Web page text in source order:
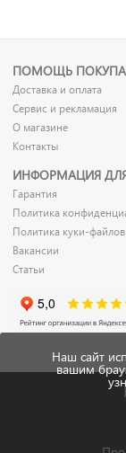
ПОМОЩЬ
Доставка и оплата
Сервис и рекламация
О магазине
Контакты
ИНФОРМАЦИЯ
Гарантия
Политика
Политика куки-файлов
Вакансии
Статьи
Наш сайт
вашим